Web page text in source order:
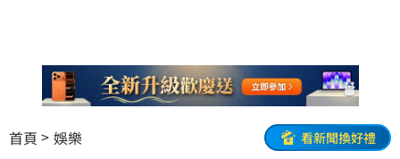
首頁 娛樂 看新聞換好禮